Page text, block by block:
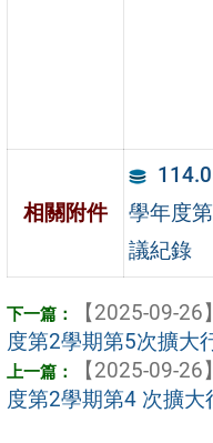
相關附件
學年度
議紀錄
【2025-09-26】
度第2學期第5次擴大
【2025-09-26】
度第2學期第4 次擴